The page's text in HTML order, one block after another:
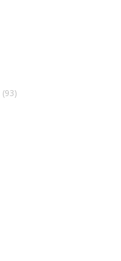
(93)